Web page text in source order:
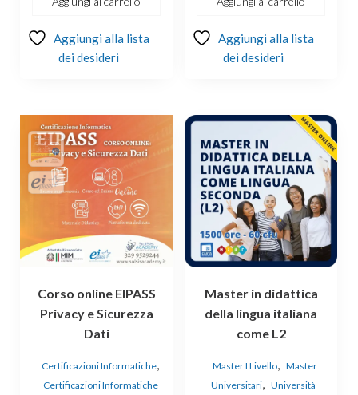
Aggiungi alla lista
dei desideri
Aggiungi alla lista
dei desideri
Corso online EIPASS
Privacy e Sicurezza
Dati
Certificazioni Informatiche,
Certificazioni Informatiche
Master in didattica
della lingua italiana
come L2
Master I Livello, Master
Universitari, Università